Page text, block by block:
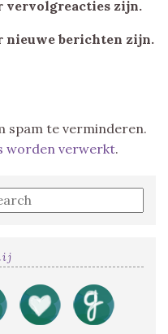
vervolgreacties zijn.
nieuwe berichten zijn.
spam te verminderen.
worden verwerkt.